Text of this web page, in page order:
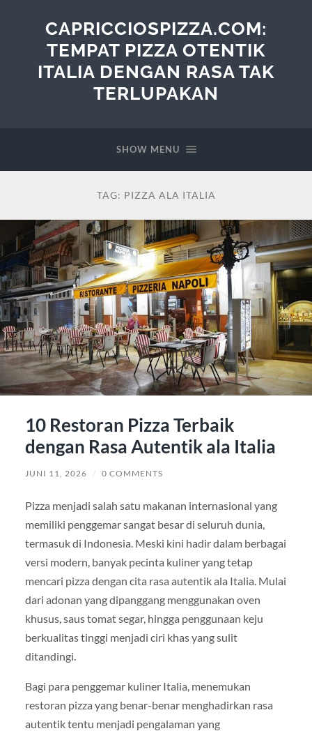
CAPRICCIOSPIZZA.COM:
TEMPAT PIZZA OTENTIK
ITALIA DENGAN RASA TAK
TERLUPAKAN
SHOW MENU
TAG: PIZZA ALA ITALIA
10 Restoran Pizza Terbaik
dengan Rasa Autentik ala Italia
JUNI 11, 2026 / 0 COMMENTS
Pizza menjadi salah satu makanan internasional yang
memiliki penggemar sangat besar di seluruh dunia,
termasuk di Indonesia. Meski kini hadir dalam berbagai
versi modern, banyak pecinta kuliner yang tetap
mencari pizza dengan cita rasa autentik ala Italia. Mulai
dari adonan yang dipanggang menggunakan oven
khusus, saus tomat segar, hingga penggunaan keju
berkualitas tinggi menjadi ciri khas yang sulit
ditandingi.
Bagi para penggemar kuliner Italia, menemukan
restoran pizza yang benar-benar menghadirkan rasa
autentik tentu menjadi pengalaman yang